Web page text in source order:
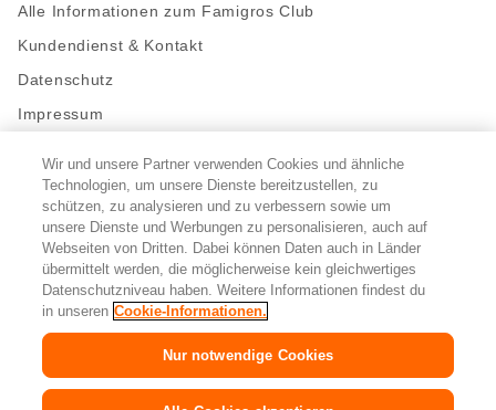
Alle Informationen zum Famigros Club
Kundendienst & Kontakt
Datenschutz
Impressum
Bleibe mit uns in Kontakt
Facebook
https://twitter.com/migros
https://www.youtube.com/user/
PinterestInstagram
Cookie-Einstellungen
FR IT
Wir und unsere Partner verwenden Cookies und ähnliche
Technologien, um unsere Dienste bereitzustellen, zu
schützen, zu analysieren und zu verbessern sowie um
unsere Dienste und Werbungen zu personalisieren, auch auf
Webseiten von Dritten. Dabei können Daten auch in Länder
übermittelt werden, die möglicherweise kein gleichwertiges
Datenschutzniveau haben. Weitere Informationen findest du
in unseren Cookie-Informationen.
Nur notwendige Cookies